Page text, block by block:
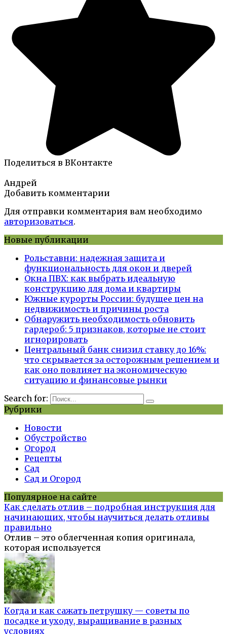
Поделиться в ВКонтакте
Андрей
Добавить комментарии
Для отправки комментария вам необходимо
авторизоваться.
Новые публикации
Рольставни: надежная защита и
функциональность для окон и дверей
Окна ПВХ: как выбрать идеальную
конструкцию для дома и квартиры
Южные курорты России: будущее цен на
недвижимость и причины роста
Обнаружить необходимость обновить
гардероб: 5 признаков, которые не стоит
игнорировать
Центральный банк снизил ставку до 16%:
что скрывается за осторожным решением и
как оно повлияет на экономическую
ситуацию и финансовые рынки
Search for:
Рубрики
Новости
Обустройство
Огород
Рецепты
Сад
Сад и Огород
Популярное на сайте
Как сделать отлив – подробная инструкция для
начинающих, чтобы научиться делать отливы
правильно
Отлив – это облегченная копия оригинала,
которая используется
Когда и как сажать петрушку — советы по
посадке и уходу, выращивание в разных
условиях